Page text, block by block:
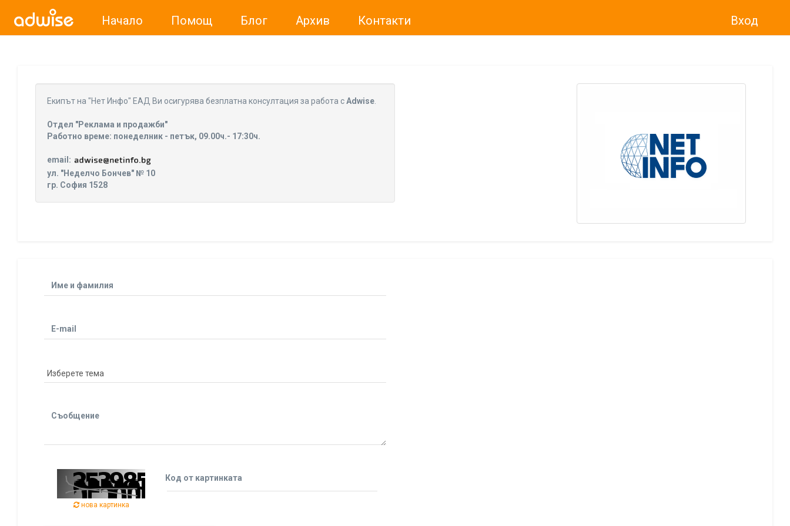
Начало Помощ Блог Архив Контакти Вход
Уважаеми рекламодатели, с настоящото съобщение бихме искали да Ви уведомим, че „Нет Инфо“ ЕАД ( прекратява услугата Adwiseсчитано от01.01.2026 г
За повече информация, натиснете
Eкипът на "Нет Инфо" ЕАД Ви осигурява безплатна консултация за работа сAdwise.
Отдел "Реклама и продажби"
Работно време: понеделник - петък, 09.00ч.- 17:30ч.
email:
ул. "Неделчо Бончев" № 10
гр. София 1528
Име и фамилия
E-mail
Съобщение
нова картинка
Код от картинката